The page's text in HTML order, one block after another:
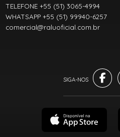
TELEFONE +55 (51) 3065-4994
WHATSAPP +55 (51) 99940-6257
comercial@raluoficial.com.br